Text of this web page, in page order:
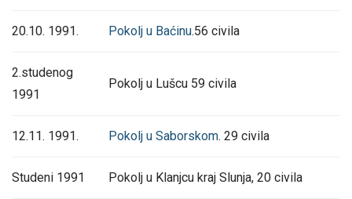
20.10. 1991. Pokolj u Baćinu.56 civila
2.studenog
1991
Pokolj u Lušcu 59 civila
12.11. 1991. Pokolj u Saborskom. 29 civila
Studeni 1991 Pokolj u Klanjcu kraj Slunja, 20 civila